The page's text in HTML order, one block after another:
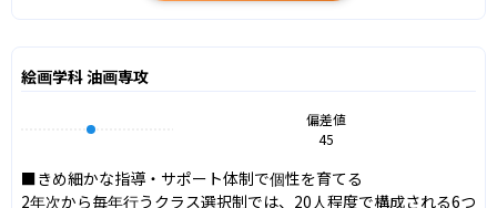
絵画学科 油画専攻
偏差値
45
■きめ細かな指導・サポート体制で個性を育てる
2年次から毎年行うクラス選択制では、20人程度で構成される6つ